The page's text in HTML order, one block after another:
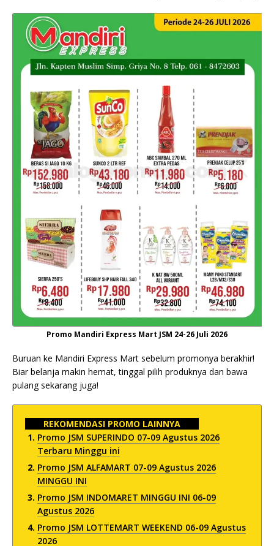
Promo Mandiri Express Mart JSM 24-26 Juli 2026
Buruan ke Mandiri Express Mart sebelum promonya berakhir!
Biar belanja makin hemat, tinggal pilih produknya dan bawa
pulang sekarang juga!
REKOMENDASI PROMO LAINNYA
Promo JSM SUPERINDO 07-09 Agustus 2026
Terbaru Minggu ini
Promo JSM ALFAMART 07-09 Agustus 2026
MINGGU INI
Promo JSM INDOMARET MINGGU INI 06-09
Agustus 2026
Promo JSM LOTTEMART WEEKEND 06-09 Agustus
2026